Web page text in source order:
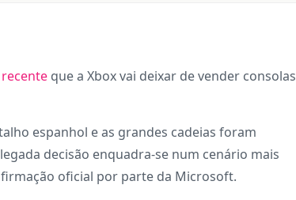
que a Xbox vai deixar de vender consolas
espanhol e as grandes cadeias foram
decisão enquadra-se num cenário mais
oficial por parte da Microsoft.